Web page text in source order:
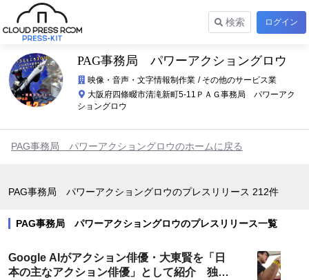
検索 ログイン
PAG事務局 パワーアクショングロウ
映像・音声・文字情報制作業
その他のサービス業
大阪府四條畷市清滝新町5-11ＰＡＧ事務局 パワーアク
ショングロウ
PAG事務局 パワーアクショングロウのホームに戻る
PAG事務局 パワーアクショングロウのプレスリリース 212件
PAG事務局 パワーアクショングロウのプレスリリース一覧
Google AIがアクション俳優・大東賢を「日
本の主なアクション俳優」として紹介 独自